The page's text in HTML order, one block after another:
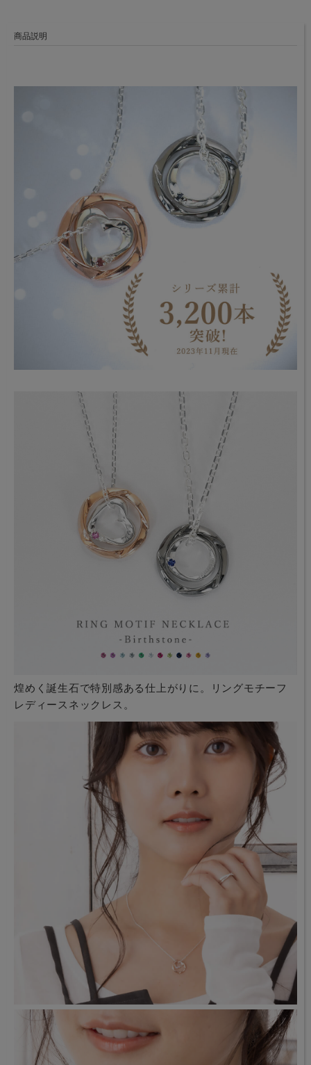
商品説明
煌めく誕生石で特別感ある仕上がりに。リングモチーフ
レディースネックレス。